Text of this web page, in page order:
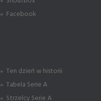
» Facebook
» Ten dzień w historii
» Tabela Serie A
» Strzelcy Serie A